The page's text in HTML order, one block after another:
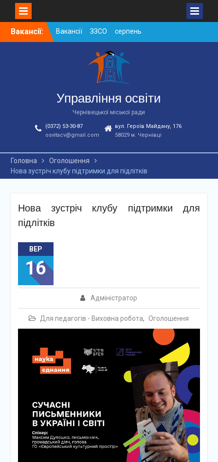
SkipВакансії:
Вакансії ЗЗСО серпень
2026
Вакансії ЗЗСО червень
Вакансії у ЗДО та
дошкільних підрозділах
ЗЗСО станом на
01.08.2026 р.
Управління освіти
Чернівецької міської ради
(0372) 53-30-87
osvitacv@gmail.com
вул. Героїв Майдану, 176
58029 м. Чернівці
Головна
Оголошення
Нова зустріч клубу підтримки для підлітків
Нова зустріч клубу підтримки для
підлітків
ВЕР
16
Адміністратор
Для педагогів - Виховна робота, Оголошення